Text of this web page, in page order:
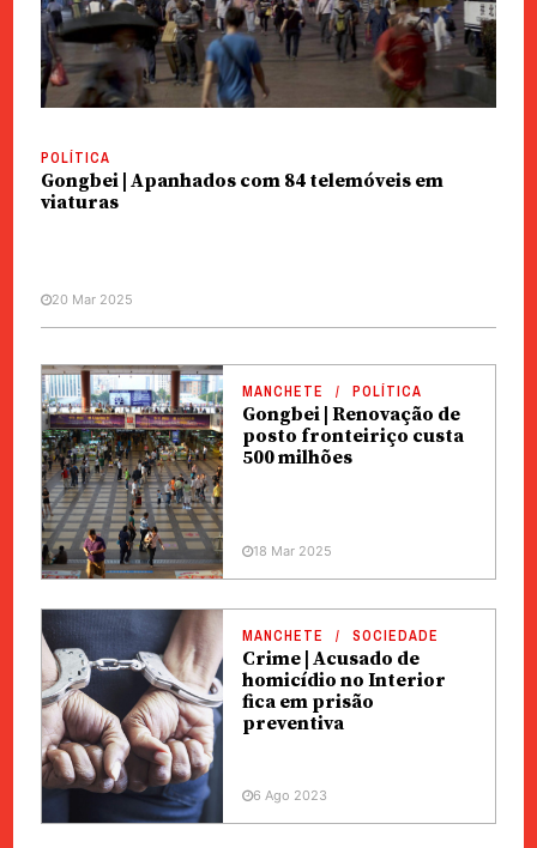
POLÍTICA
Gongbei | Apanhados com 84 telemóveis em
viaturas
20 Mar 2025
MANCHETE POLÍTICA
Gongbei | Renovação de
posto fronteiriço custa
500 milhões
18 Mar 2025
MANCHETE SOCIEDADE
Crime | Acusado de
homicídio no Interior
fica em prisão
preventiva
6 Ago 2023